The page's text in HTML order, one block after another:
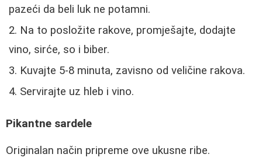
pazeći da beli luk ne potamni.
Na to posložite rakove, promješajte, dodajte
vino, sirće, so i biber.
Kuvajte 5-8 minuta, zavisno od veličine rakova.
Servirajte uz hleb i vino.
Pikantne sardele
Originalan način pripreme ove ukusne ribe.